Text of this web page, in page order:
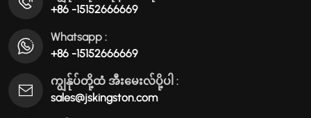
+86 -15152666669
Whatsapp :
+86 -15152666669
ကျွန်ုပ်တို့ထံ အီးမေးလ်ပို့ပါ :
sales@jskingston.com